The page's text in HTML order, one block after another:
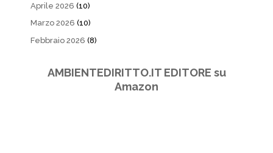
Aprile 2026 (10)
Marzo 2026 (10)
Febbraio 2026 (8)
AMBIENTEDIRITTO.IT EDITORE su
Amazon